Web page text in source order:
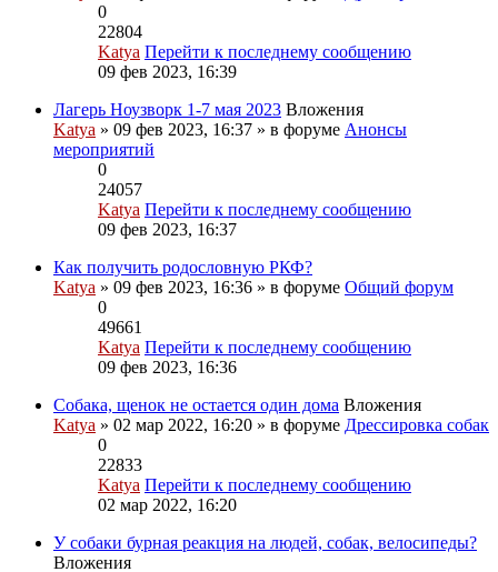
0
22804
Katya Перейти к последнему сообщению
09 фев 2023, 16:39
Лагерь Ноузворк 1-7 мая 2023 Вложения
Katya » 09 фев 2023, 16:37 » в форуме Анонсы
мероприятий
0
24057
Katya Перейти к последнему сообщению
09 фев 2023, 16:37
Как получить родословную РКФ?
Katya » 09 фев 2023, 16:36 » в форуме Общий форум
0
49661
Katya Перейти к последнему сообщению
09 фев 2023, 16:36
Собака, щенок не остается один дома Вложения
Katya » 02 мар 2022, 16:20 » в форуме Дрессировка собак
0
22833
Katya Перейти к последнему сообщению
02 мар 2022, 16:20
У собаки бурная реакция на людей, собак, велосипеды?
Вложения